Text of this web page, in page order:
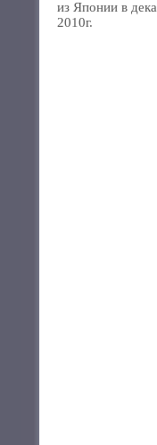
из Японии в
2010г.